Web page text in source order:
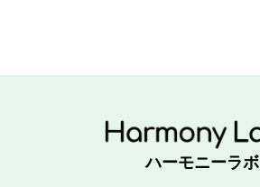
ハーモニーラボ